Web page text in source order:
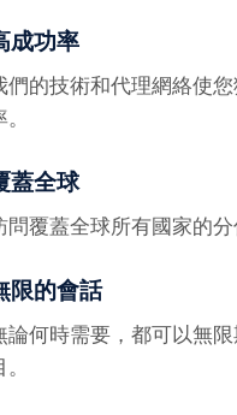
成功率
們的技術和代理網絡使
蓋全球
問覆蓋全球所有國家的分
限的會話
論何時需要，都可以無